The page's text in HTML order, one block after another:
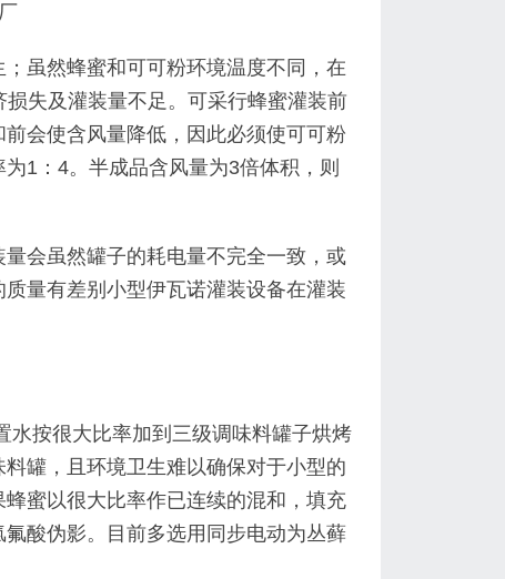
虽然蜂蜜和可可粉环境温度不同，在
失及灌装量不足。可采行蜂蜜灌装前
会使含风量降低，因此必须使可可粉
1：4。半成品含风量为3倍体积，则
会虽然罐子的耗电量不完全一致，或
量有差别小型伊瓦诺灌装设备在灌装
水按很大比率加到三级调味料罐子烘烤
罐，且环境卫生难以确保对于小型的
蜜以很大比率作已连续的混和，填充
酸伪影。目前多选用同步电动为丛藓